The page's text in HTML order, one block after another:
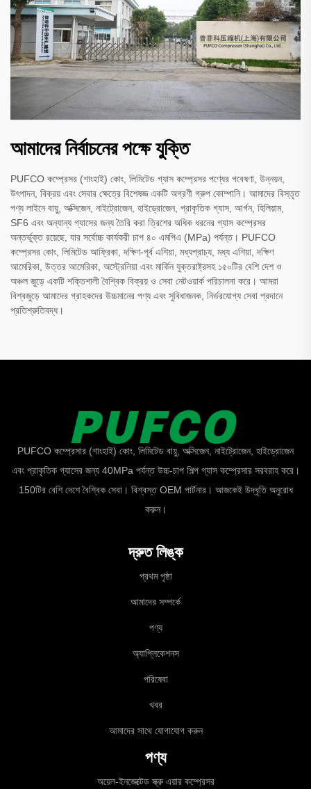
আমাদের নির্বাচনের পক্ষে যুক্তি
PUFCO কম্প্রেসর (শাংহাই) কোং, লিমিটেড গ্যাস কম্প্রেসর পণ্যের গবেষণা, উন্নয়ন,
উৎপাদন, বিক্রয় এবং সেবার ক্ষেত্রে বিশেষজ্ঞ একটি অগ্রণী গ্রুপ কোম্পানি। আমাদের বিস্তৃত
পণ্য লাইনে বায়ু, অক্সিজেন, নাইট্রোজেন, হাইড্রোজেন, প্রাকৃতিক গ্যাস, আর্গন, হিলিয়াম,
SF6 এবং অন্যান্য গ্যাসের জন্য তৈরি করা ত্রিশের অধিক ধরনের গ্যাস কম্প্রেসর
অন্তর্ভুক্ত রয়েছে, যার সর্বোচ্চ কার্যকরী চাপ ৪০ এমপিএ (MPa) পর্যন্ত। PUFCO
কম্প্রেসর কোং, লিমিটেড আফ্রিকা, দক্ষিণ-পূর্ব এশিয়া, মধ্যপ্রাচ্য, মধ্য এশিয়া, দক্ষিণ
আমেরিকা, উত্তর আমেরিকা, অস্ট্রেলিয়া এবং মার্কিন যুক্তরাষ্ট্রসহ ১৫০টির বেশি দেশ ও
অঞ্চল জুড়ে একটি শক্তিশালী বৈশ্বিক বিক্রয় ও সেবা নেটওয়ার্ক পরিচালনা করে। আমরা
বিশ্বজুড়ে আমাদের গ্রাহকদের উচ্চমানের পণ্য এবং সুবিধাজনক, নির্ভরযোগ্য সেবা প্রদানে
প্রতিশ্রুতিবদ্ধ।
PUFCO কম্প্রেসার (শাংহাই) কোং, লিমিটেড বায়ু, অক্সিজেন, নাইট্রোজেন, হাইড্রোজেন
এবং প্রাকৃতিক গ্যাসের জন্য 40MPa পর্যন্ত উচ্চ-চাপ শিল্প গ্যাস কম্প্রেসার সরবরাহ করে।
150টির বেশি দেশে বৈশ্বিক সেবা। বিশ্বস্ত OEM পার্টনার। আজকেই উদ্ধৃতি অনুরোধ
করুন।
দ্রুত লিঙ্ক
প্রথম পৃষ্ঠা
আমাদের সম্পর্কে
পণ্য
অ্যাপ্লিকেশনস
পরিষেবা
খবর
আমাদের সাথে যোগাযোগ করুন
পণ্য
অয়েল-ইনজেক্টেড স্ক্রু এয়ার কম্প্রেসর